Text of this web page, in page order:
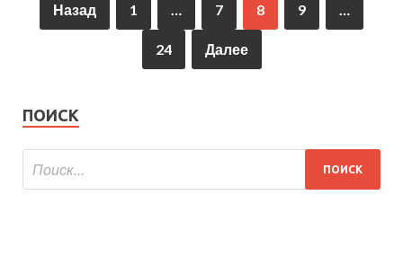
Назад 1 … 7 8 9 …
24 Далее
ПОИСК